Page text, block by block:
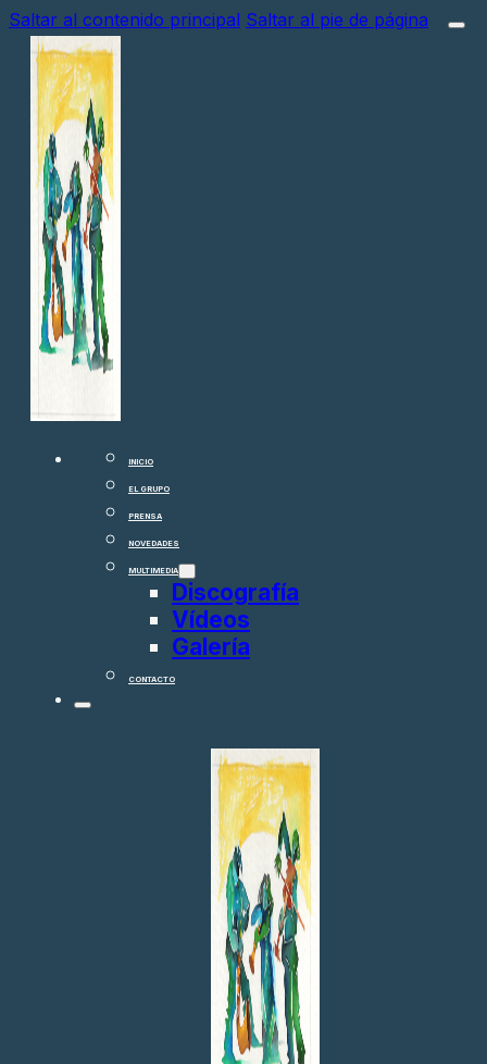
Saltar al contenido principal Saltar al pie de página
INICIO
EL GRUPO
PRENSA
NOVEDADES
MULTIMEDIA
Discografía
Vídeos
Galería
CONTACTO